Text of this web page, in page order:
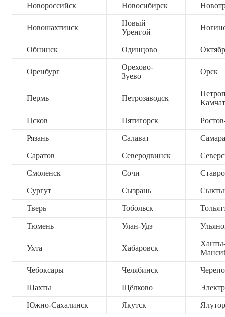
Новороссийск Новосибирск
Новошахтинск
Новый
Уренгой
Обнинск Одинцово
Оренбург
Орехово-
Зуево
Орск
Пермь Петрозаводск
Псков Пятигорск
Рязань Салават Самара
Саратов Северодвинск
Смоленск Сочи
Сургут Сызрань
Тверь Тобольск
Тюмень Улан-Удэ
Ухта Хабаровск
Чебоксары Челябинск
Шахты Щёлково
Южно-Сахалинск Якутск